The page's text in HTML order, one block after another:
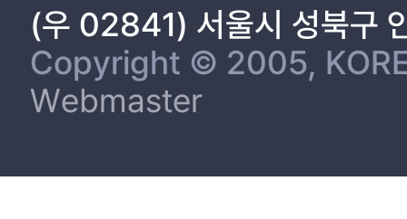
(우 02841) 서울시 성북구
Copyright © 2005,
Webmaster